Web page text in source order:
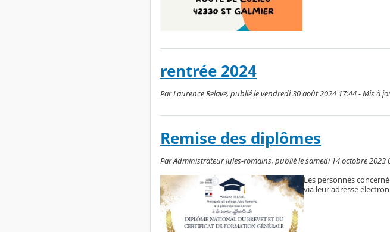
rentrée 2024
Par Laurence Relave, publié le vendredi 30 août 2024 17:44 - Mis à
Remise des diplômes
Par Administrateur jules-romains, publié le samedi 14 octobre 2023
Les personnes
via leur adresse